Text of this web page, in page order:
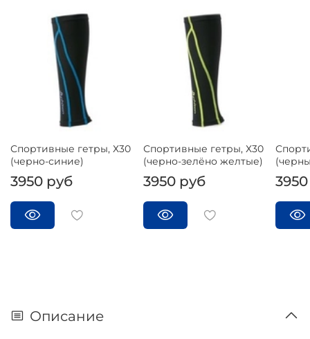
Спортивные гетры, Х30
(черно-синие)
3950 руб
Спортивные гетры, Х30
(черно-зелёно желтые)
3950 руб
Описание